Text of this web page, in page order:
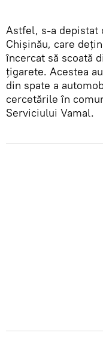
Astfel, s-a depistat
Chișinău, care
încercat să scoată
țigarete. Acestea
din spate a
cercetările în
Serviciului Vamal.